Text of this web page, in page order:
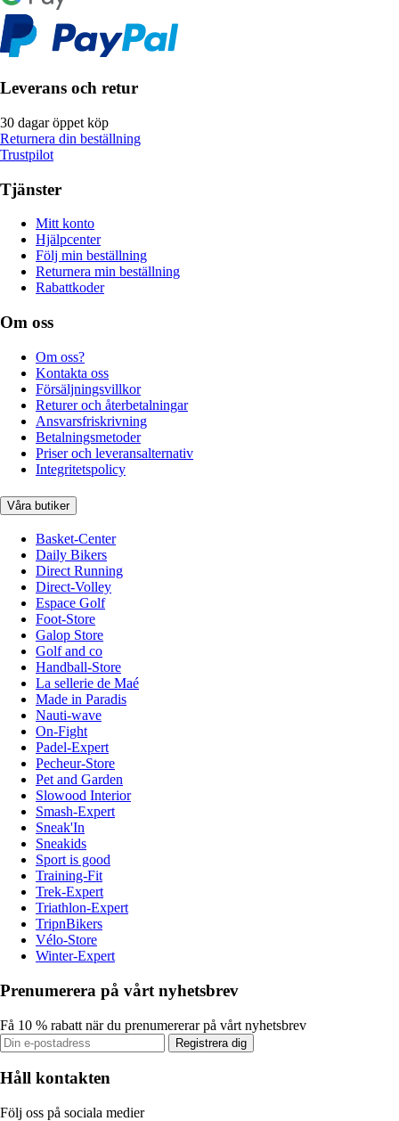
Leverans och retur
30 dagar öppet köp
Returnera din beställning
Trustpilot
Tjänster
Mitt konto
Hjälpcenter
Följ min beställning
Returnera min beställning
Rabattkoder
Om oss
Om oss?
Kontakta oss
Försäljningsvillkor
Returer och återbetalningar
Ansvarsfriskrivning
Betalningsmetoder
Priser och leveransalternativ
Integritetspolicy
Våra butiker
Basket-Center
Daily Bikers
Direct Running
Direct-Volley
Espace Golf
Foot-Store
Galop Store
Golf and co
Handball-Store
La sellerie de Maé
Made in Paradis
Nauti-wave
On-Fight
Padel-Expert
Pecheur-Store
Pet and Garden
Slowood Interior
Smash-Expert
Sneak'In
Sneakids
Sport is good
Training-Fit
Trek-Expert
Triathlon-Expert
TripnBikers
Vélo-Store
Winter-Expert
Prenumerera på vårt nyhetsbrev
Få 10 % rabatt när du prenumererar på vårt nyhetsbrev
Registrera dig
Håll kontakten
Följ oss på sociala medier